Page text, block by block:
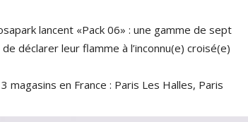
lancent «Pack 06» : une gamme de sept
déclarer leur flamme à l’inconnu(e) croisé(e)
magasins en France : Paris Les Halles, Paris